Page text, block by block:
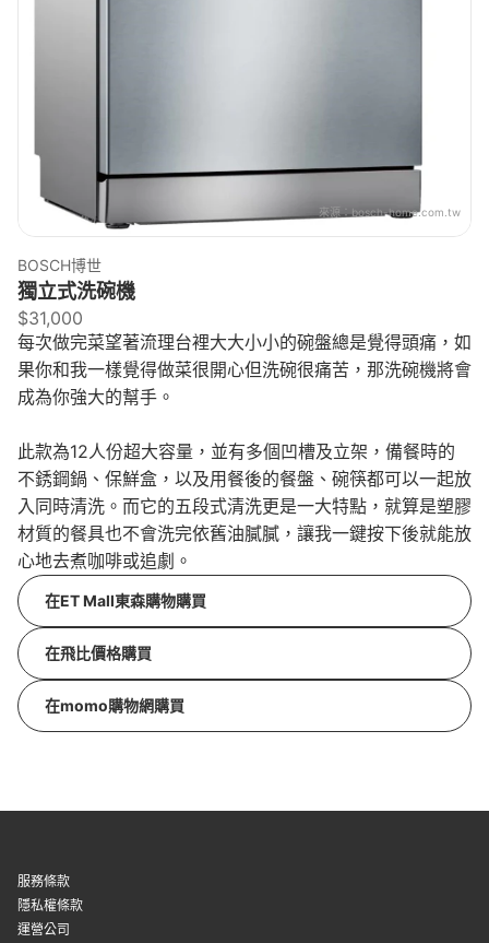
來源：bosch-home.com.tw
BOSCH博世
獨立式洗碗機
$31,000
每次做完菜望著流理台裡大大小小的碗盤總是覺得頭痛，如
果你和我一樣覺得做菜很開心但洗碗很痛苦，那洗碗機將會
成為你強大的幫手。
此款為12人份超大容量，並有多個凹槽及立架，備餐時的
不銹鋼鍋、保鮮盒，以及用餐後的餐盤、碗筷都可以一起放
入同時清洗。而它的五段式清洗更是一大特點，就算是塑膠
材質的餐具也不會洗完依舊油膩膩，讓我一鍵按下後就能放
心地去煮咖啡或追劇。
在ET Mall東森購物購買
在飛比價格購買
在momo購物網購買
服務條款
隱私權條款
運營公司